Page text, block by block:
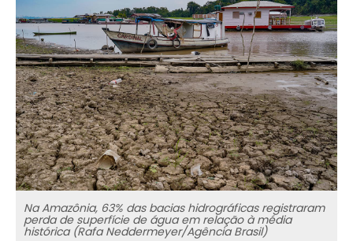
Na Amazônia, 63% das bacias hidrográficas registraram
perda de superfície de água em relação à média
histórica (Rafa Neddermeyer/Agência Brasil)